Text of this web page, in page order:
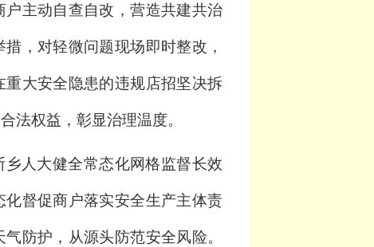
主动自查自改，营造共建共治
，对轻微问题现场即时整改，
大安全隐患的违规店招坚决拆
法权益，彰显治理温度。
人大健全常态化网格监督长效
督促商户落实安全生产主体责
防护，从源头防范安全风险。